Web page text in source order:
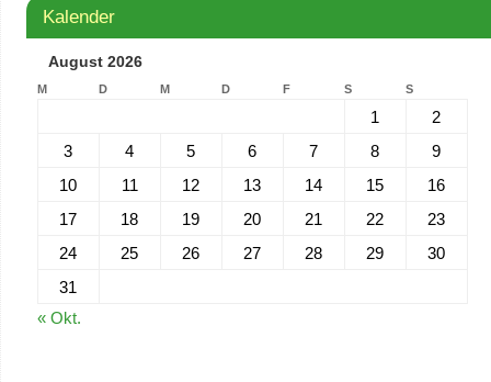
Kalender
August 2026
M D M D F S S
1
2
3
4 5 6 7 8
9
10
11 12 13 14 15
16
17
18 19 20 21 22
23
24
25 26 27 28 29
30
31
« Okt.